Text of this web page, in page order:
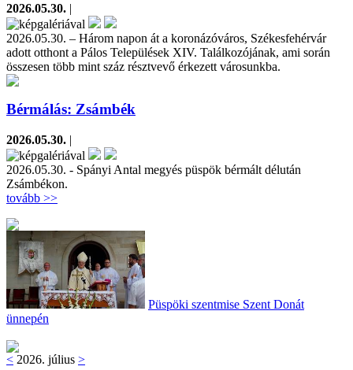
2026.05.30. |
2026.05.30. – Három napon át a koronázóváros, Székesfehérvár
adott otthont a Pálos Települések XIV. Találkozójának, ami során
összesen több mint száz résztvevő érkezett városunkba.
Bérmálás: Zsámbék
2026.05.30. |
2026.05.30. - Spányi Antal megyés püspök bérmált délután
Zsámbékon.
tovább >>
Püspöki szentmise Szent Donát
ünnepén
< 2026. július >